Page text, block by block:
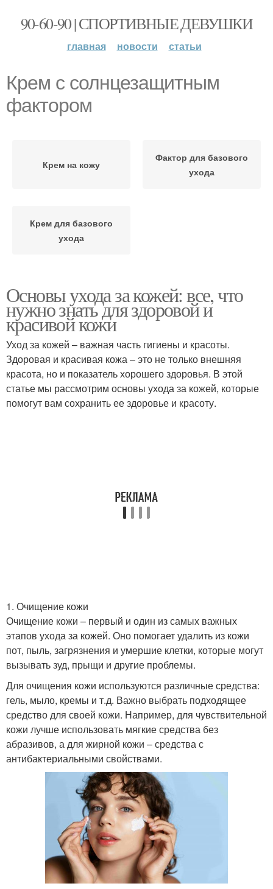
90-60-90 | СПОРТИВНЫЕ ДЕВУШКИ
главная новости статьи
Крем с солнцезащитным
фактором
Крем на кожу
Фактор для базового
ухода
Крем для базового
ухода
Основы ухода за кожей: все, что
нужно знать для здоровой и
красивой кожи
Уход за кожей – важная часть гигиены и красоты.
Здоровая и красивая кожа – это не только внешняя
красота, но и показатель хорошего здоровья. В этой
статье мы рассмотрим основы ухода за кожей, которые
помогут вам сохранить ее здоровье и красоту.
1. Очищение кожи
Очищение кожи – первый и один из самых важных
этапов ухода за кожей. Оно помогает удалить из кожи
пот, пыль, загрязнения и умершие клетки, которые могут
вызывать зуд, прыщи и другие проблемы.
Для очищения кожи используются различные средства:
гель, мыло, кремы и т.д. Важно выбрать подходящее
средство для своей кожи. Например, для чувствительной
кожи лучше использовать мягкие средства без
абразивов, а для жирной кожи – средства с
антибактериальными свойствами.